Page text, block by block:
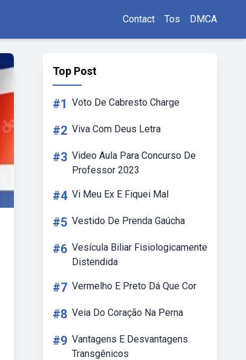
Contact Tos DMCA
Top Post
#1 Voto De Cabresto Charge
#2 Viva Com Deus Letra
#3 Video Aula Para Concurso De
Professor 2023
#4 Vi Meu Ex E Fiquei Mal
#5 Vestido De Prenda Gaúcha
#6 Vesícula Biliar Fisiologicamente
Distendida
#7 Vermelho E Preto Dá Que Cor
#8 Veia Do Coração Na Perna
#9 Vantagens E Desvantagens
Transgênicos